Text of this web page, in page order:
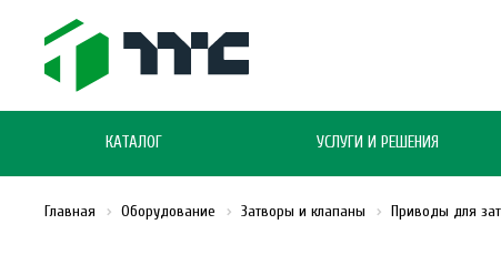
КАТАЛОГ УСЛУГИ И РЕШЕНИЯ
Главная Оборудование Затворы и клапаны Приводы для